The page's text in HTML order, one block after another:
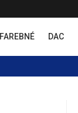
FAREBNÉ DAC